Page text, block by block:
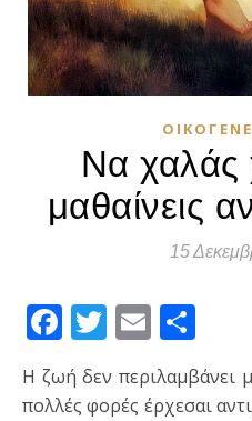
Να χαλάς
μαθαίνεις
15
Facebook
Twitter
Email
Η ζωή δεν περιλαμβάνει μόνο ναι και επιβεβαίωση,
πολλές φορές έρχεσαι